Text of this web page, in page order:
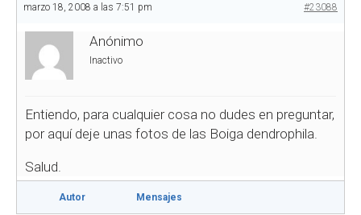
marzo 18, 2008 a las 7:51 pm #23088
Anónimo
Inactivo
Entiendo, para cualquier cosa no dudes en preguntar,
por aquí deje unas fotos de las Boiga dendrophila.
Salud.
Autor Mensajes